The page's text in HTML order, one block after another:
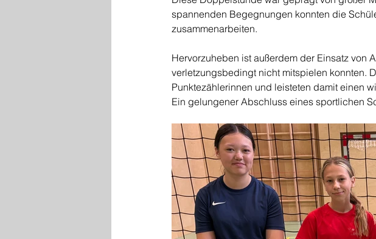
spannenden Begegnungen konnten die
zusammenarbeiten.
Hervorzuheben ist außerdem der Einsatz von
verletzungsbedingt nicht mitspielen konnten.
Punktezählerinnen und leisteten damit einen
Ein gelungener Abschluss eines sportlichen